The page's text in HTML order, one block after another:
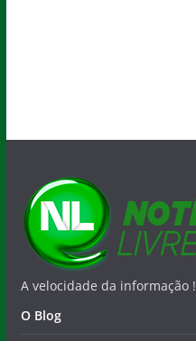
A velocidade da informação !
O Blog